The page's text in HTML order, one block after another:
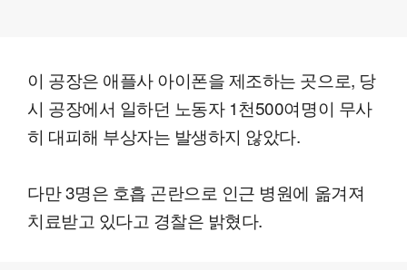
이 공장은 애플사 아이폰을 제조하는 곳으로, 당
시 공장에서 일하던 노동자 1천500여명이 무사
히 대피해 부상자는 발생하지 않았다.
다만 3명은 호흡 곤란으로 인근 병원에 옮겨져
치료받고 있다고 경찰은 밝혔다.